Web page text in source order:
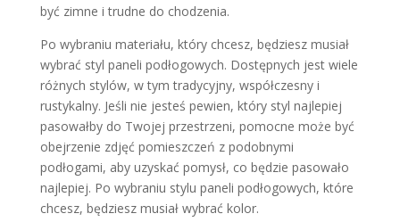
być zimne i trudne do chodzenia.
Po wybraniu materiału, który chcesz, będziesz musiał
wybrać styl paneli podłogowych. Dostępnych jest wiele
różnych stylów, w tym tradycyjny, współczesny i
rustykalny. Jeśli nie jesteś pewien, który styl najlepiej
pasowałby do Twojej przestrzeni, pomocne może być
obejrzenie zdjęć pomieszczeń z podobnymi
podłogami, aby uzyskać pomysł, co będzie pasowało
najlepiej. Po wybraniu stylu paneli podłogowych, które
chcesz, będziesz musiał wybrać kolor.